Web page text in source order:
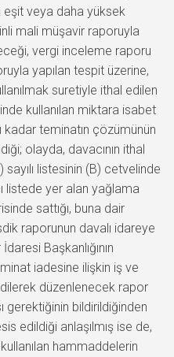
eşit veya daha yüksek
mali müşavir raporuyla
vergi inceleme raporu
yapılan tespit üzerine,
suretiyle ithal edilen
kullanılan miktara isabet
teminatın çözümünün
olayda, davacının ithal
sayılı listesinin (B) cetvelinde
listede yer alan yağlama
sattığı, buna dair
raporunun davalı idareye
Başkanlığının
iadesine ilişkin iş ve
düzenlenecek rapor
gerektiğinin bildirildiğinden
edildiği anlaşılmış ise de,
hammaddelerin